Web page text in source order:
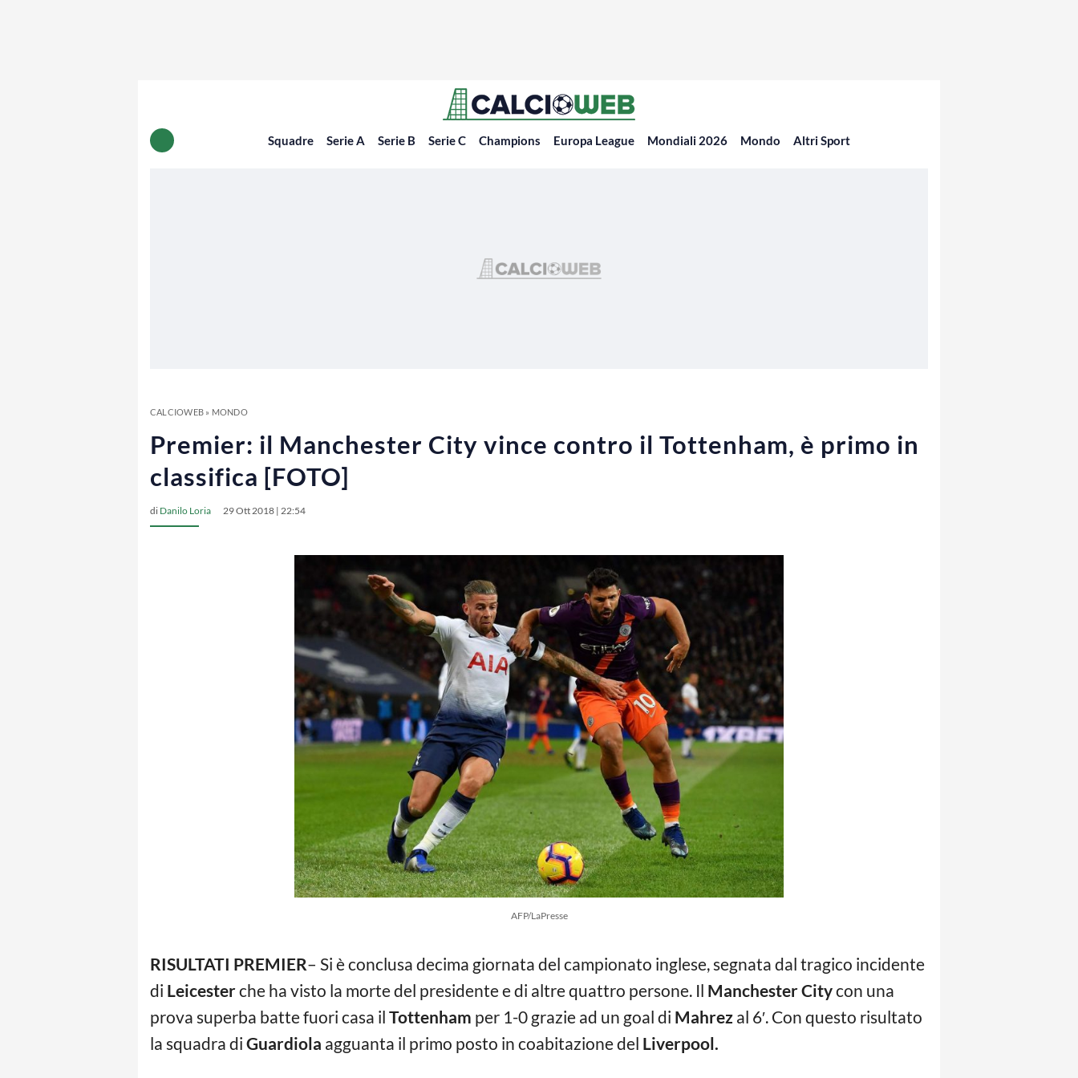
Squadre Serie A Serie B Serie C Champions Europa League Mondiali 2026 Mondo Altri Sport
CALCIOWEB» MONDO
Premier: il Manchester City vince contro il Tottenham, è primo in
classifica [FOTO]
di Danilo Loria 29 Ott 2018 | 22:54
AFP/LaPresse
RISULTATI PREMIER– Si è conclusa decima giornata del campionato inglese, segnata dal tragico incidente
di Leicesterche ha visto la morte del presidente e di altre quattro persone. Il Manchester Citycon una
prova superba batte fuori casa il Tottenham per 1-0 grazie ad un goal di Mahrez al 6′. Con questo risultato
la squadra di Guardiola agguanta il primo posto in coabitazione del Liverpool.